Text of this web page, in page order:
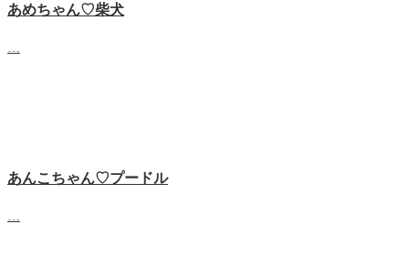
あめちゃん♡‬柴犬
あんこちゃん♡‬プードル